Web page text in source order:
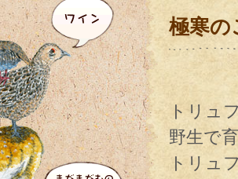
極寒の
トリュ
野生で
トリュ